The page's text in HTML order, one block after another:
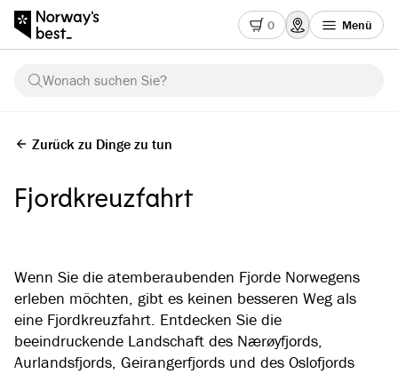
0 Menü
Wonach suchen Sie?
Zurück zu Dinge zu tun
Fjordkreuzfahrt
Wenn Sie die atemberaubenden Fjorde Norwegens
erleben möchten, gibt es keinen besseren Weg als
eine Fjordkreuzfahrt. Entdecken Sie die
beeindruckende Landschaft des Nærøyfjords,
Aurlandsfjords, Geirangerfjords und des Oslofjords